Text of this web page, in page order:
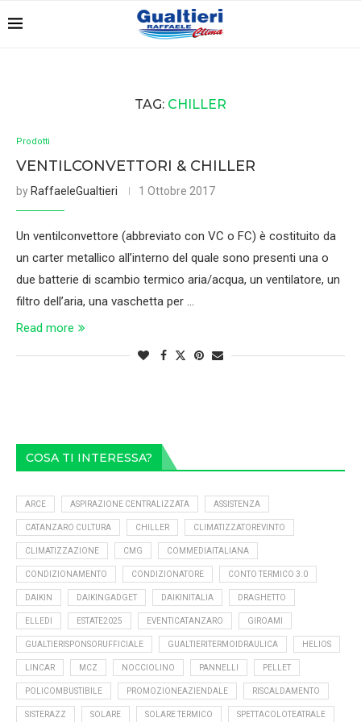
TAG: CHILLER
Prodotti
VENTILCONVETTORI & CHILLER
by RaffaeleGualtieri 1 Ottobre 2017
Un ventilconvettore (abbreviato con VC o FC) è costituito da
un carter metallico all’interno del quale sono presenti una o
due batterie di scambio termico aria/acqua, un ventilatore, un
filtro dell’aria, una vaschetta per …
Read more
COSA TI INTERESSA?
ARCE ASPIRAZIONE CENTRALIZZATA ASSISTENZA
CATANZARO CULTURA CHILLER CLIMATIZZATOREVINTO
CLIMATIZZAZIONE CMG COMMEDIAITALIANA
CONDIZIONAMENTO CONDIZIONATORE CONTO TERMICO 3.0
DAIKIN DAIKINGADGET DAIKINITALIA DRAGHETTO
ELLEDI ESTATE2025 EVENTICATANZARO GIROAMI
GUALTIERISPONSORUFFICIALE GUALTIERITERMOIDRAULICA HELIOS
LINCAR MCZ NOCCIOLINO PANNELLI PELLET
POLICOMBUSTIBILE PROMOZIONEAZIENDALE RISCALDAMENTO
SISTERAZZ SOLARE SOLARE TERMICO SPETTACOLOTEATRALE